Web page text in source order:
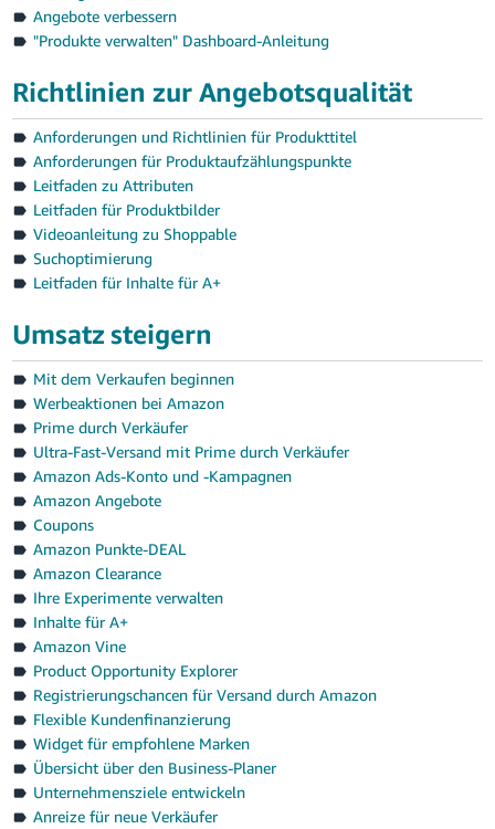
Angebote verbessern
"Produkte verwalten" Dashboard-Anleitung
Richtlinien zur Angebotsqualität
Anforderungen und Richtlinien für Produkttitel
Anforderungen für Produktaufzählungspunkte
Leitfaden zu Attributen
Leitfaden für Produktbilder
Videoanleitung zu Shoppable
Suchoptimierung
Leitfaden für Inhalte für A+
Umsatz steigern
Mit dem Verkaufen beginnen
Werbeaktionen bei Amazon
Prime durch Verkäufer
Ultra-Fast-Versand mit Prime durch Verkäufer
Amazon Ads-Konto und -Kampagnen
Amazon Angebote
Coupons
Amazon Punkte-DEAL
Amazon Clearance
Ihre Experimente verwalten
Inhalte für A+
Amazon Vine
Product Opportunity Explorer
Registrierungschancen für Versand durch Amazon
Flexible Kundenfinanzierung
Widget für empfohlene Marken
Übersicht über den Business-Planer
Unternehmensziele entwickeln
Anreize für neue Verkäufer